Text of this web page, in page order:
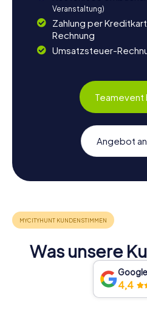
Veranstaltung)
Zahlung per
Rechnung
Umsatzsteuer-
Teamevent
Angebot
Was unsere
Google
4,4